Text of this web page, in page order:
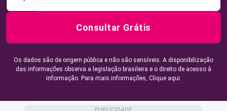
Consultar Grátis
Os dados são de origem pública e não são sensíveis. A disponibilização
das informações observa a legislação brasileira e o direito de acesso à
informação. Para mais informações, Clique aqui.